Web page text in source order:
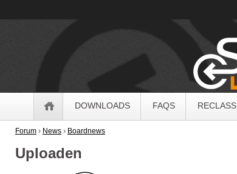
DOWNLOADS FAQS
Forum › News › Boardnews
Uploaden